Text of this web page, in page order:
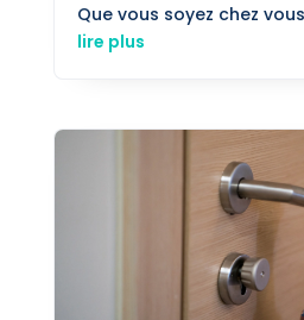
Que vous soyez chez
lire plus